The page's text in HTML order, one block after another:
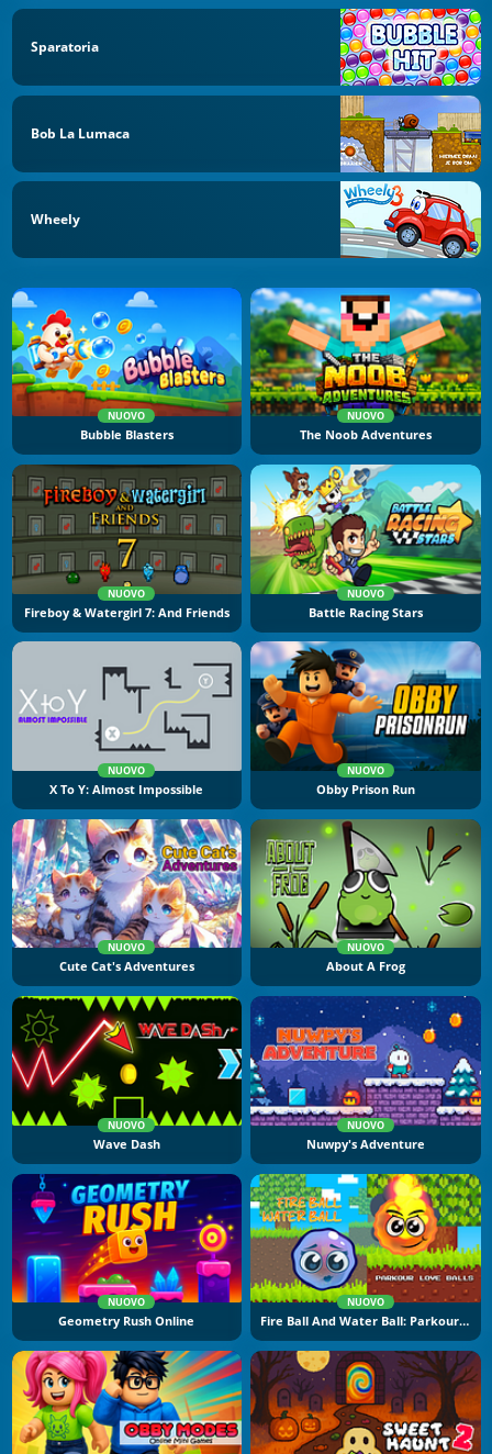
Sparatoria
Bob La Lumaca
Wheely
NUOVO
Bubble Blasters
NUOVO
The Noob Adventures
NUOVO
Fireboy & Watergirl 7: And Friends
NUOVO
Battle Racing Stars
NUOVO
X To Y: Almost Impossible
NUOVO
Obby Prison Run
NUOVO
Cute Cat's Adventures
NUOVO
About A Frog
NUOVO
Wave Dash
NUOVO
Nuwpy's Adventure
NUOVO
Geometry Rush Online
NUOVO
Fire Ball And Water Ball: Parkour Love Balls